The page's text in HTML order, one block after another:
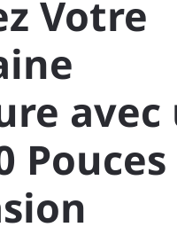
Votre
avec
Pouces